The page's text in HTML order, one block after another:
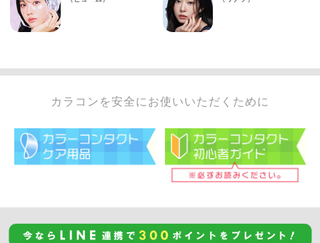
カラコンを安全にお使いいただくために